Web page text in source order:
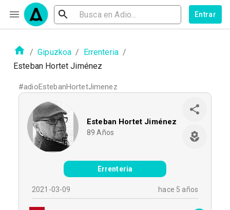
Entrar
/ Gipuzkoa / Errenteria /
Esteban Hortet Jiménez
#adioEstebanHortetJimenez
Esteban Hortet Jiménez
89 Años
Errenteria
2021-03-09 hace 5 años